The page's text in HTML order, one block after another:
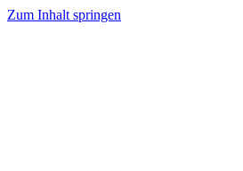
Zum Inhalt springen